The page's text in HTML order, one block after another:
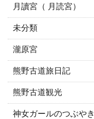
月讀宮（ 月読宮）
未分類
瀧原宮
熊野古道旅日記
熊野古道観光
神女ガールのつぶやき